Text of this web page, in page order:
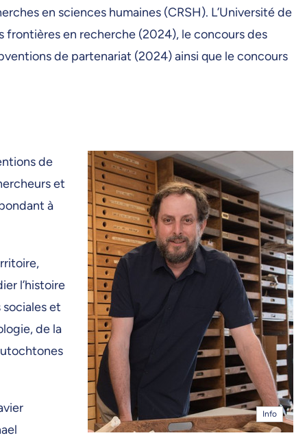
en sciences humaines (CRSH). L’Université de
frontières en recherche (2024), le concours des
de partenariat (2024) ainsi que le concours
Info
de
et
à
l’histoire
et
de la